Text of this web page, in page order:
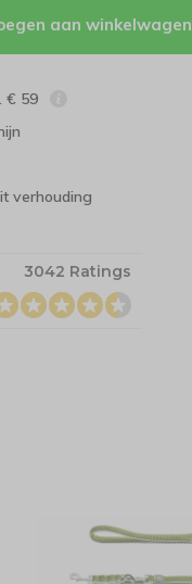
aan winkelwagen
€ 59
verhouding
3042 Ratings